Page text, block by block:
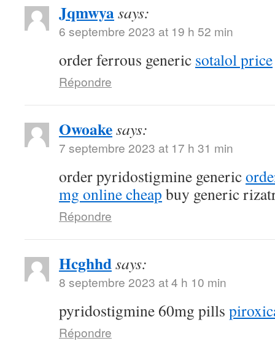
Jqmwyasays:
6 septembre 2023 at 19 h 52 min
order ferrous generic sotalol price
Répondre
Owoakesays:
7 septembre 2023 at 17 h 31 min
order pyridostigmine generic
mg online cheap buy generic
Répondre
Hcghhdsays:
8 septembre 2023 at 4 h 10 min
pyridostigmine 60mg pills
Répondre